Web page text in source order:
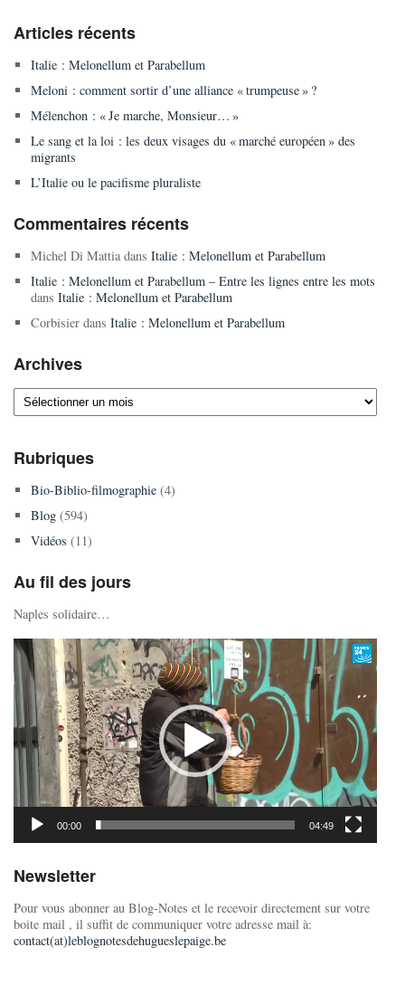
Articles récents
Italie : Melonellum et Parabellum
Meloni : comment sortir d’une alliance « trumpeuse » ?
Mélenchon : « Je marche, Monsieur… »
Le sang et la loi : les deux visages du « marché européen » des
migrants
L’Italie ou le pacifisme pluraliste
Commentaires récents
Michel Di Mattiadans Italie : Melonellum et Parabellum
Italie : Melonellum et Parabellum – Entre les lignes entre les mots
dans Italie : Melonellum et Parabellum
Corbisierdans Italie : Melonellum et Parabellum
Archives
Archives
Rubriques
Bio-Biblio-filmographie(4)
Blog(594)
Vidéos (11)
Au fil des jours
Naples solidaire…
Lecteur
vidéo
00:00 04:49
Newsletter
Pour vous abonner au Blog-Notes et le recevoir directement sur votre
boite mail , il suffit de communiquer votre adresse mail à:
contact(at)leblognotesdehugueslepaige.be